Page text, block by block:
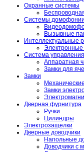
Охранные системы
Системы домофонии
Вызывные
Интеллектуальные
Система
Аппаратная
Замки для
Замки
Замки
Дверная фурнитура
Ручки
Цилиндры
Электрозащелки
Дверные доводчики
Напольные
Доводчики с